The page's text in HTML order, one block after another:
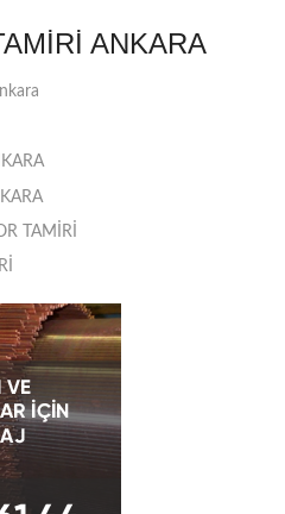
ANKARA
TAMİRİ